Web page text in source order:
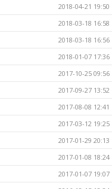
2018-04-21 19:50
2018-03-18 16:58
2018-03-18 16:56
2018-01-07 17:36
2017-10-25 09:56
2017-09-27 13:52
2017-08-08 12:41
2017-03-12 19:25
2017-01-29 20:13
2017-01-08 18:24
2017-01-07 19:07